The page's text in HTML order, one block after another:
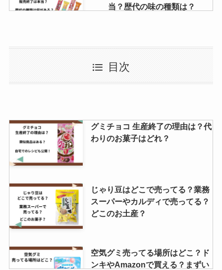
当？歴代の味の種類は？
ーで売ってる？口コミはどう？
割れめんべい どこで買える？東京
で買える？
最強どん兵衛 どこで売ってる？セ
ブンイレブンで買える？値段は？
徳用チョコはどこに売ってる？販
売店はどこ？
目次
グミチョコ 生産終了の理由は？代
わりのお菓子はどれ？
じゃり豆はどこで売ってる？業務
スーパーやカルディで売ってる？
どこのお土産？
空気グミ売ってる場所はどこ？ド
ンキやAmazonで買える？まずい